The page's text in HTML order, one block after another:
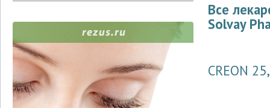
Все
Solvay
CREON